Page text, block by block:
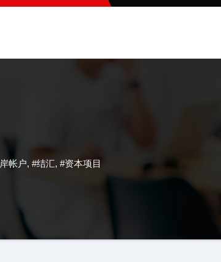
帐户, #结汇, #资本项目